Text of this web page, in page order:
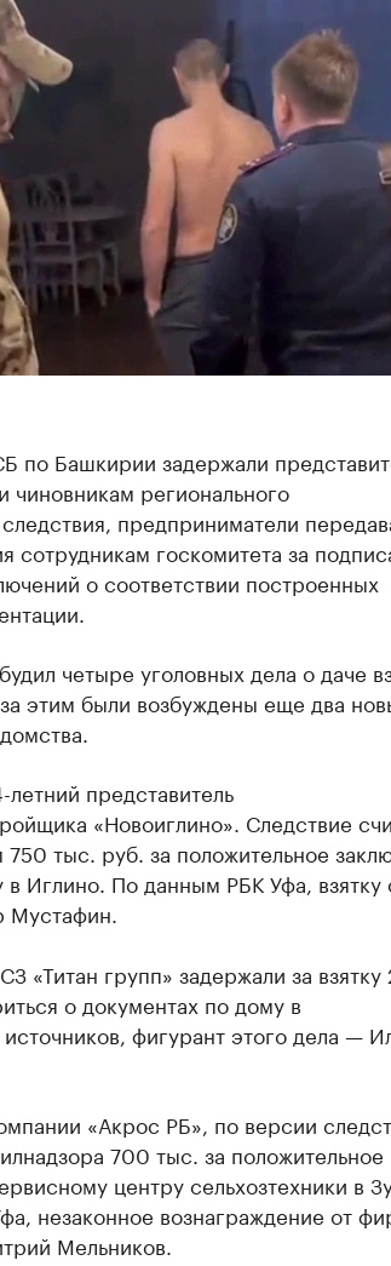
по Башкирии задержали
чиновникам регионального
предприниматели
сотрудникам госкомитета за
о соответствии построенных
четыре уголовных дела о даче
этим были возбуждены еще два
представитель
«Новоиглино». Следствие
тыс. руб. за положительное
Иглино. По данным РБК Уфа, взятку
Мустафин.
«Титан групп» задержали за взятку
о документах по дому в
фигурант этого дела —
«Акрос РБ», по версии
700 тыс. за положительное
центру сельхозтехники в
незаконное вознаграждение от
Мельников.